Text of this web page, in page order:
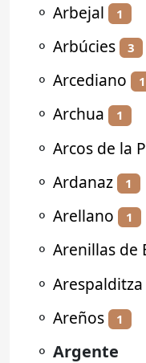
⚬ Arbejal 1
⚬ Arbúcies 3
⚬ Arcediano 1
⚬ Archua 1
⚬ Arcos de la
⚬ Ardanaz 1
⚬ Arellano 1
⚬ Arenillas de
⚬ Arespalditza
⚬ Areños 1
⚬ Argente